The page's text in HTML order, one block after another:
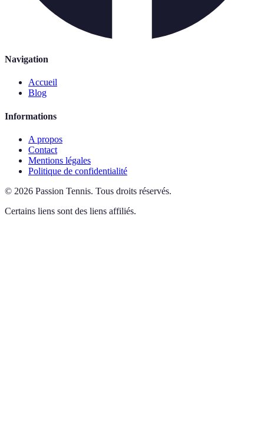
Navigation
Accueil
Blog
Informations
A propos
Contact
Mentions légales
Politique de confidentialité
© 2026 Passion Tennis. Tous droits réservés.
Certains liens sont des liens affiliés.